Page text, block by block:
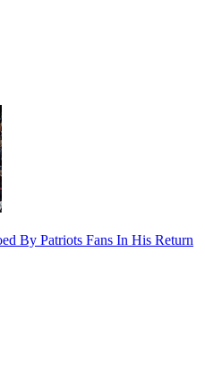
By Patriots Fans In His Return